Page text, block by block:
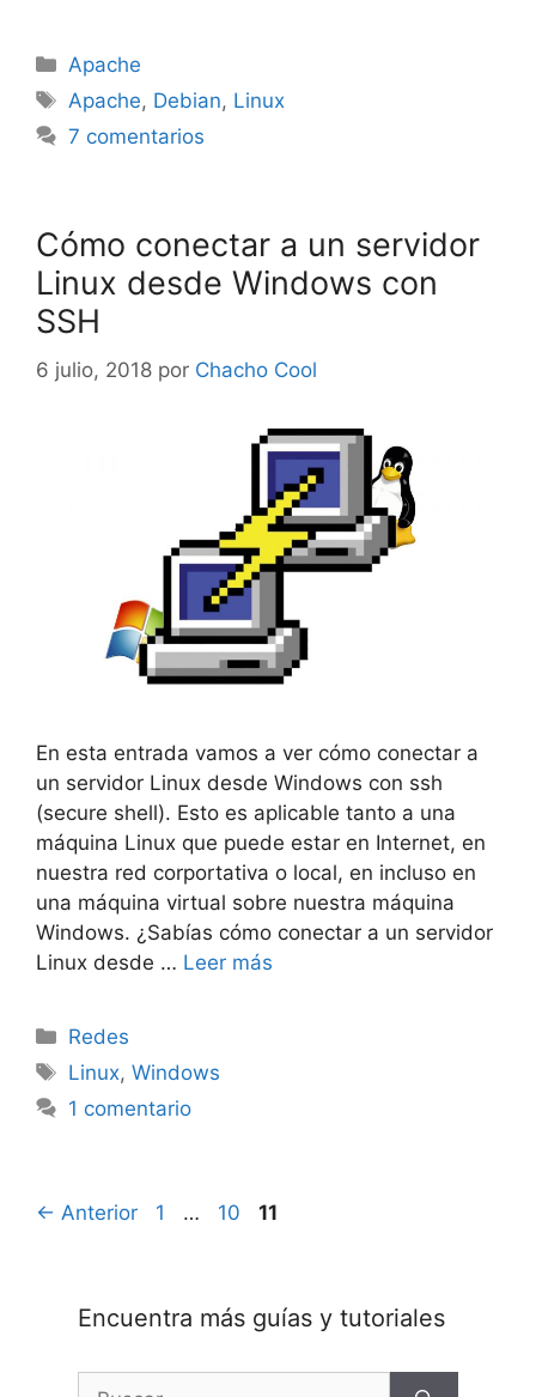
Categorías
Apache
Etiquetas
Apache, Debian, Linux
7 comentarios
Cómo conectar a un servidor
Linux desde Windows con
SSH
6 julio, 2018 por Chacho Cool
En esta entrada vamos a ver cómo conectar a
un servidor Linux desde Windows con ssh
(secure shell). Esto es aplicable tanto a una
máquina Linux que puede estar en Internet, en
nuestra red corportativa o local, en incluso en
una máquina virtual sobre nuestra máquina
Windows. ¿Sabías cómo conectar a un servidor
Linux desde … Leer más
Categorías
Redes
Etiquetas
Linux,Windows
1 comentario
← Anterior Página
1 … Página
10 Página
11
Encuentra más guías y tutoriales